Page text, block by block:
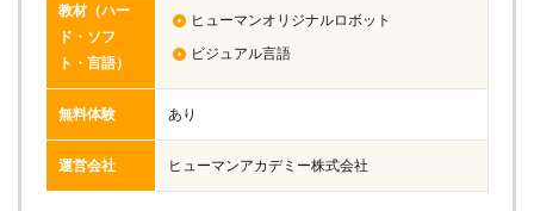
教材（ハー
ド・ソフ
ト・言語）
ヒューマンオリジナルロボット
ビジュアル言語
無料体験 あり
運営会社 ヒューマンアカデミー株式会社